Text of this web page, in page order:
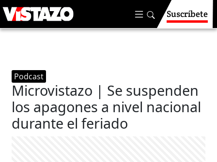
Suscríbete
Podcast
Microvistazo | Se suspenden
los apagones a nivel nacional
durante el feriado